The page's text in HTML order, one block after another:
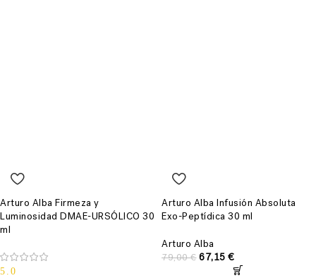
Arturo Alba Firmeza y
Luminosidad DMAE-URSÓLICO 30
ml
5.0
Arturo Alba Infusión Absoluta
Exo-Peptídica 30 ml
Arturo Alba
79,00€ 67,15 €